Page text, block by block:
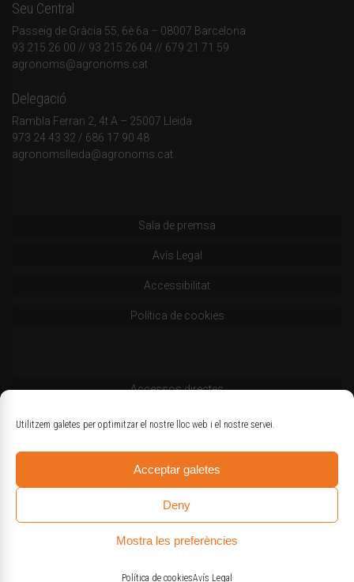
Utilitzem galetes per optimitzar el nostre lloc web i el nostre servei.
Acceptar galetes
Deny
Mostra les preferències
Política de cookiesAvís Legal
Seu Central
Passeig de Gràcia 55, 6è 6a – 08007 Barcelona
93 215 26 00 // 93 215 26 04 // 679 21 71 59
agronoms@agronoms.cat
Delegació
Rambla Ferran 2, 4t A – 25007 Lleida
973 24 43 32 / 686 17 90 48
agronomslleida@agronoms.cat
Sala de premsa
Avís Legal
Accessibilitat
Política de cookies
Accessos directes
Codi deontològic
Estatuts
Logotips oficials
© Col·legi d'Enginyers Agrònoms de Catalunya